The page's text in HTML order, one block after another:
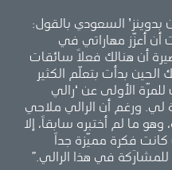
بدوينز’ السعودي بالقول:
أن أعزّز مهاراتي في
أن هنالك فعلاً سائقات
بدأت بتعلّم الكثير
الأولى عن ‘رالي
لي. ورغم أن الرالي ملاحي
ما لم أختبره سابقاً، إلا
فكرة مميّزة جداً
للمشارَكة في هذا الرالي.”